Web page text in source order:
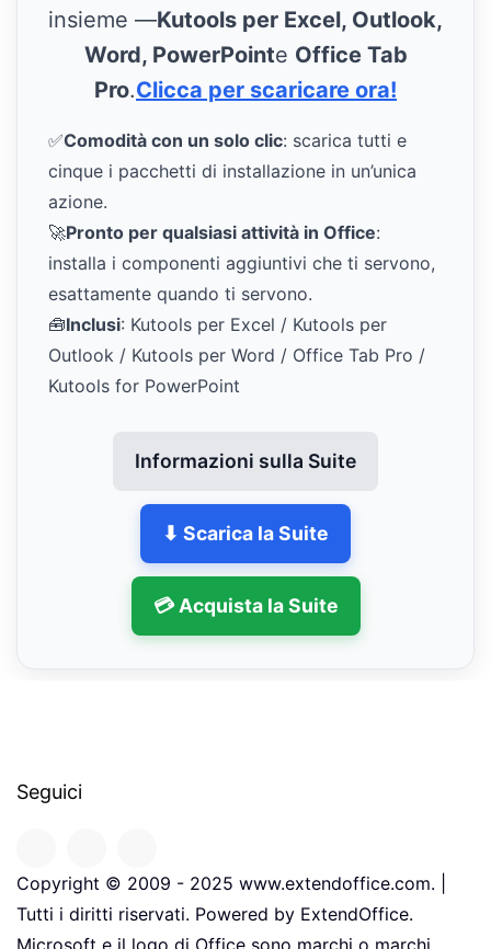
insieme —Kutools per Excel, Outlook,
Word, PowerPointe Office Tab
Pro.Clicca per scaricare ora!
✅Comodità con un solo clic: scarica tutti e
cinque i pacchetti di installazione in un’unica
azione.
🚀Pronto per qualsiasi attività in Office:
installa i componenti aggiuntivi che ti servono,
esattamente quando ti servono.
🧰Inclusi: Kutools per Excel / Kutools per
Outlook / Kutools per Word / Office Tab Pro /
Kutools for PowerPoint
Informazioni sulla Suite
⬇ Scarica la Suite
💳 Acquista la Suite
Seguici
Copyright © 2009 - 2025 www.extendoffice.com. |
Tutti i diritti riservati. Powered by ExtendOffice.